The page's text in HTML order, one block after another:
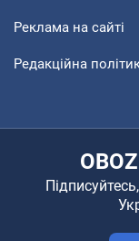
Реклама на сайті
Редакційна